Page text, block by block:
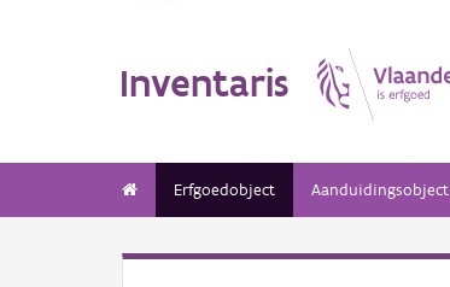
Inventaris
Erfgoedobject Aanduidingsobject